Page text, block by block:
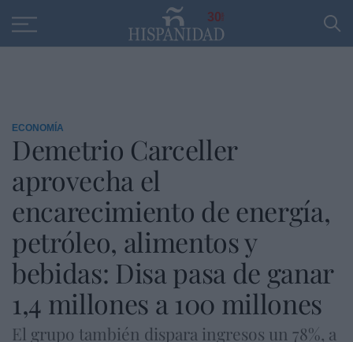
30
ECONOMÍA
Demetrio Carceller
aprovecha el
encarecimiento de energía,
petróleo, alimentos y
bebidas: Disa pasa de ganar
1,4 millones a 100 millones
El grupo también dispara ingresos un 78%, a